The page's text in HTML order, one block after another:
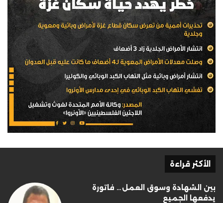
الأكثر قراءة
بين الشهادة وسوق العمل… فاتورة
يدفعها الجميع